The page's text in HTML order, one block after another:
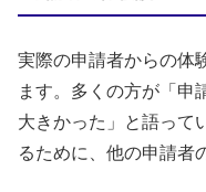
実際の申請者からの体
ます。多くの方が「申
大きかった」と語って
るために、他の申請者